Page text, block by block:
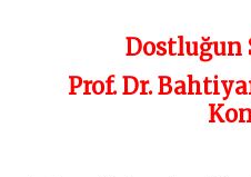
Dostluğun
Prof. Dr.